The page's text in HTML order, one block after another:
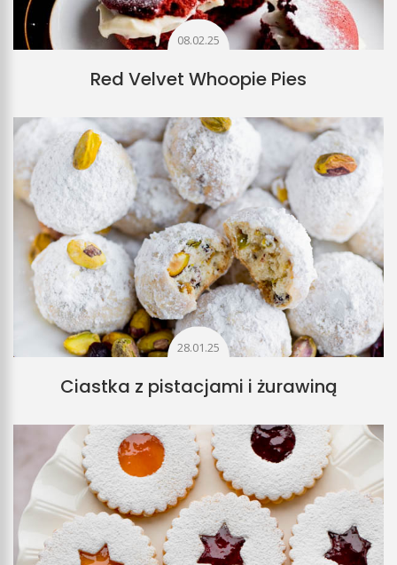
08.02.25
Red Velvet Whoopie Pies
28.01.25
Ciastka z pistacjami i żurawiną